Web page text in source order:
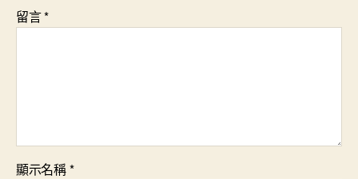
留言*
顯示名稱*